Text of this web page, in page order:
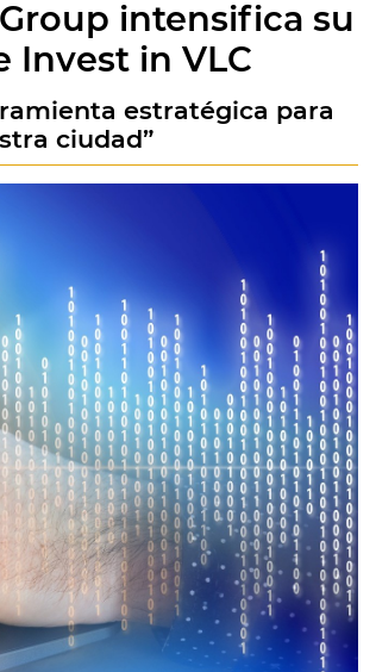
intensifica su
Invest in VLC
estratégica para
ciudad”